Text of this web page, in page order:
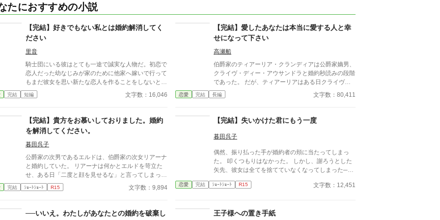
たにおすすめの小説
【完結】好きでもない私とは婚約解消してく
ださい
里音
騎士団にいる彼はとても一途で誠実な人物だ。初恋で
恋人だった幼なじみが家のために他家へ嫁いで行って
もまだ彼女を思い新たな恋人を作ることをしないと有
名だ。私も憧れていた1人だった。 そんな彼との婚約
が成立した。それは彼の行動で私が傷を負ったから
彼はプロポーズをしてくれた。その瞬間憧れが好きに
なっていた。 婚約して6ヶ月、接点のほとんどない2
人だが少しずつ距離も縮まり幸せな日々を送ってい
た。と思っていたのに、彼の元恋人が離婚をして帰っ
てくる話を聞いて彼が私との婚約を「最悪だ」と後悔
しているのを聞いてしまった。
完結 短編 文字数：16,046
【完結】愛したあなたは本当に愛する人と幸
せになって下さい
高瀬船
伯爵家のティアーリア・クランディアは公爵家嫡男、
クライヴ・ディー・アウサンドラと婚約秒読みの段階
であった。 だが、ティアーリアはある日クライヴと
彼の従者二人が話している所に出くわし、聞いてしま
う。 クライヴが本当に婚約したかったのはティアー
るティアーリアだったが、愛する彼の為自分は身を引
ざいます！小っ恥ずかしい誤字のご報告ありがとうご
せん( •́ •̀ )】
恋愛 完結 長編 文字数：80,411
【完結】貴方をお慕いしておりました。婚約
を解消してください。
暮田呉子
公爵家の次男であるエルドは、伯爵家の次女リアーナ
と婚約していた。 リアーナは何かとエルドを苛立た
せ、ある日「二度と顔を見せるな」と言ってしまっ
た。 その翌日、二人の婚約は解消されることになっ
た。 急な展開に困惑したエルドはリアーナに会おう
完結 ｼｮｰﾄｼｮｰﾄ R15 文字数：9,894
【完結】失いかけた君にもう一度
暮田呉子
偶然、振り払った手が婚約者の頬に当たってしまっ
た。 叩くつもりはなかった。 しかし、謝ろうとした
矢先、彼女は全てを捨てていなくなってしまった─
恋愛 完結 ｼｮｰﾄｼｮｰﾄ R15 文字数：12,451
──いいえ。わたしがあなたとの婚約を破棄し
王子様への置き手紙